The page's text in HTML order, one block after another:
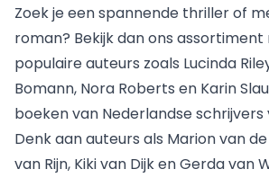
Zoek je eenspannende thrillerof
roman? Bekijk dan ons
populaire auteurs zoals Lucinda
Bomann, Nora Roberts en Karin
boeken van Nederlandse schrijvers
Denk aan auteurs als Marion van de
van Rijn, Kiki van Dijk en Gerda van